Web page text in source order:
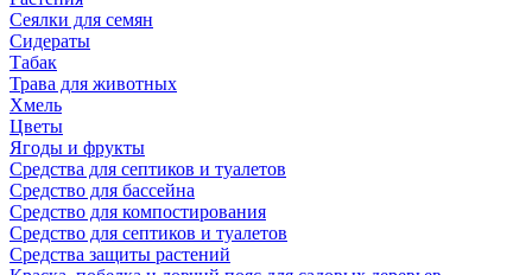
Сеялки для семян
Сидераты
Табак
Трава для животных
Хмель
Цветы
Ягоды и фрукты
Средства для септиков и туалетов
Средство для бассейна
Средство для компостирования
Средство для септиков и туалетов
Средства защиты растений